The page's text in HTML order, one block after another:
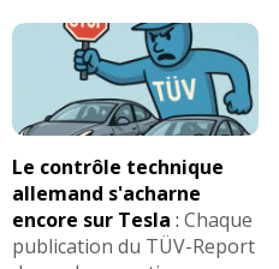
Le contrôle technique
allemand s'acharne
encore sur Tesla : Chaque
publication du TÜV-Report